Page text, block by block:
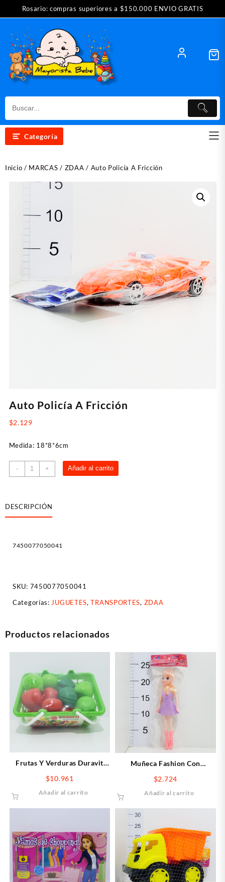
Rosario: compras superiores a $150.000 ENVIO GRATIS
Categoría
Inicio / MARCAS / ZDAA / Auto Policía A Fricción
Auto Policía A Fricción
$2.129
Medida: 18*8*6cm
-
Auto
Policía
cantidad
+ Añadir al carrito
DESCRIPCIÓN
7450077050041
SKU: 7450077050041
Categorías: JUGUETES,TRANSPORTES, ZDAA
Productos relacionados
Frutas Y Verduras Duravit
$10.961
Añadir al carrito
Muñeca Fashion Con
$2.724
Añadir al carrito